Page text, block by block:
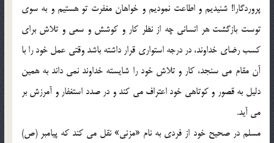
پروردگارا! شنيديم و اطاعت نموديم و خواهان مغفرت تو هستيم و به سوي
توست بازگشت هر انساني چه از نظر كار و كوشش و سعي و تلاش براي
كسب رضاي خداوند، در درجه استواري قرار داشته باشد وقتي عمل خود را با
آن مقام مي سنجد، كار و تلاش خود را شايسته خداوند نمي داند به همين
دليل به قصور و كوتاهي خود اعتراف مي كند و در صدد استغفار و آمرزش بر
مي آيد.
مسلم در صحيح خود از فردي به نام «مزني» نقل مي كند كه پيامبر (ص)